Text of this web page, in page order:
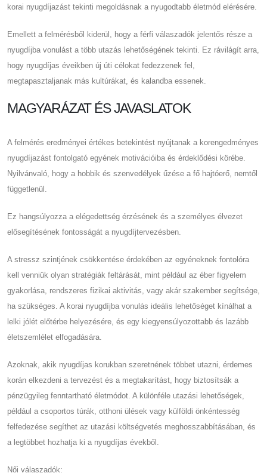
korai nyugdíjazást tekinti megoldásnak a nyugodtabb életmód elérésére.
Emellett a felmérésből kiderül, hogy a férfi válaszadók jelentős része a
nyugdíjba vonulást a több utazás lehetőségének tekinti. Ez rávilágít arra,
hogy nyugdíjas éveikben új úti célokat fedezzenek fel,
megtapasztaljanak más kultúrákat, és kalandba essenek.
MAGYARÁZAT ÉS JAVASLATOK
A felmérés eredményei értékes betekintést nyújtanak a korengedményes
nyugdíjazást fontolgató egyének motivációiba és érdeklődési körébe.
Nyilvánvaló, hogy a hobbik és szenvedélyek űzése a fő hajtóerő, nemtől
függetlenül.
Ez hangsúlyozza a elégedettség érzésének és a személyes élvezet
elősegítésének fontosságát a nyugdíjtervezésben.
A stressz szintjének csökkentése érdekében az egyéneknek fontolóra
kell venniük olyan stratégiák feltárását, mint például az éber figyelem
gyakorlása, rendszeres fizikai aktivitás, vagy akár szakember segítsége,
ha szükséges. A korai nyugdíjba vonulás ideális lehetőséget kínálhat a
lelki jólét előtérbe helyezésére, és egy kiegyensúlyozottabb és lazább
életszemlélet elfogadására.
Azoknak, akik nyugdíjas korukban szeretnének többet utazni, érdemes
korán elkezdeni a tervezést és a megtakarítást, hogy biztosítsák a
pénzügyileg fenntartható életmódot. A különféle utazási lehetőségek,
például a csoportos túrák, otthoni ülések vagy külföldi önkéntesség
felfedezése segíthet az utazási költségvetés meghosszabbításában, és
a legtöbbet hozhatja ki a nyugdíjas évekből.
Női válaszadók: